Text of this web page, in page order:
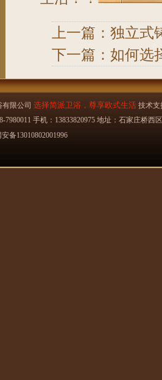
上一篇： 独立式
下一篇： 如何选
限公司 选择简派卫浴，尊享欧式生活 技术支
7980011 手机：13833820975 地址：石家庄桥
备13010802001996